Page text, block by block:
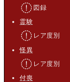
図録
霊験
レア度別
怪異
レア度別
付喪